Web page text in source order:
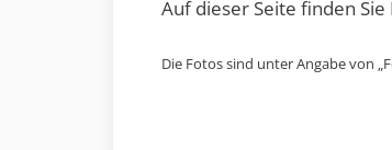
Auf dieser Seite finden
Die Fotos sind unter Angabe von